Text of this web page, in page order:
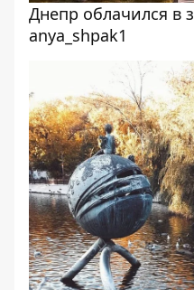
Днепр облачился в
anya_shpak1